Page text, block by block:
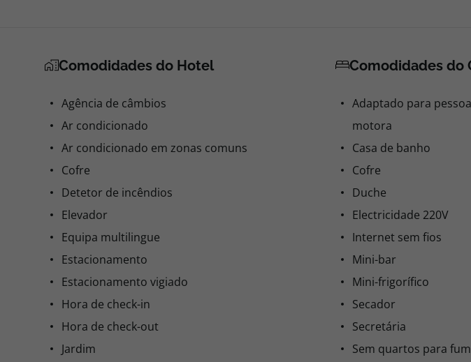
Comodidades do Hotel
Agência de câmbios
Ar condicionado
Ar condicionado em zonas comuns
Cofre
Detetor de incêndios
Elevador
Equipa multilingue
Estacionamento
Estacionamento vigiado
Hora de check-in
Hora de check-out
Jardim
Comodidades do
Adaptado para
motora
Casa de banho
Cofre
Duche
Electricidade 220V
Internet sem fios
Mini-bar
Mini-frigorífico
Secador
Secretária
Sem quartos para